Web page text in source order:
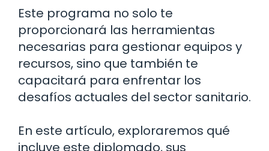
Este programa no solo te
proporcionará las herramientas
necesarias para gestionar equipos y
recursos, sino que también te
capacitará para enfrentar los
desafíos actuales del sector sanitario.
En este artículo, exploraremos qué
incluye este diplomado, sus